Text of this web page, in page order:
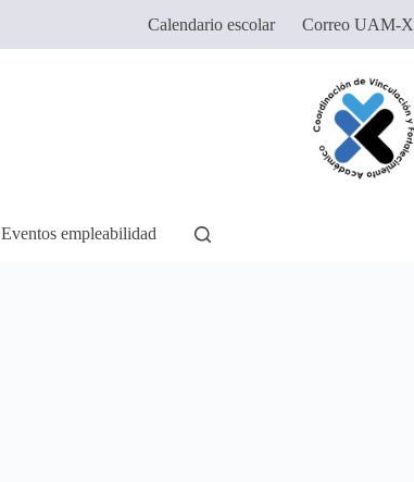
Calendario escolar Correo UAM-X
Eventos empleabilidad